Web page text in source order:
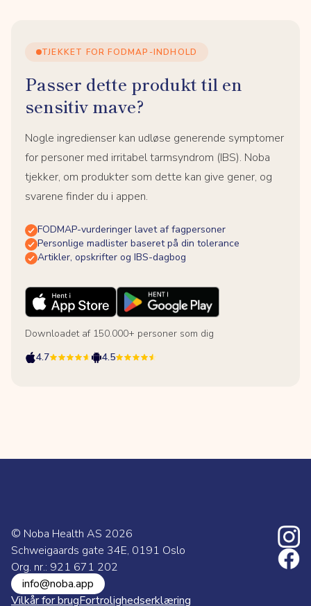
TJEKKET FOR FODMAP-INDHOLD
Passer dette produkt til en
sensitiv mave?
Nogle ingredienser kan udløse generende symptomer
for personer med irritabel tarmsyndrom (IBS). Noba
tjekker, om produkter som dette kan give gener, og
svarene finder du i appen.
FODMAP-vurderinger lavet af fagpersoner
Personlige madlister baseret på din tolerance
Artikler, opskrifter og IBS-dagbog
Downloadet af 150.000+ personer som dig
4.7
4.5
© Noba Health AS 2026
Schweigaards gate 34E, 0191 Oslo
Org. nr.: 921 671 202
info@noba.app
Vilkår for brugFortrolighedserklæring